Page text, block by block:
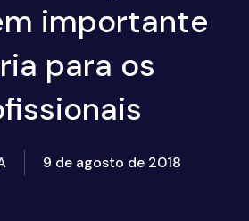
importante
para os
9 de agosto de 2018